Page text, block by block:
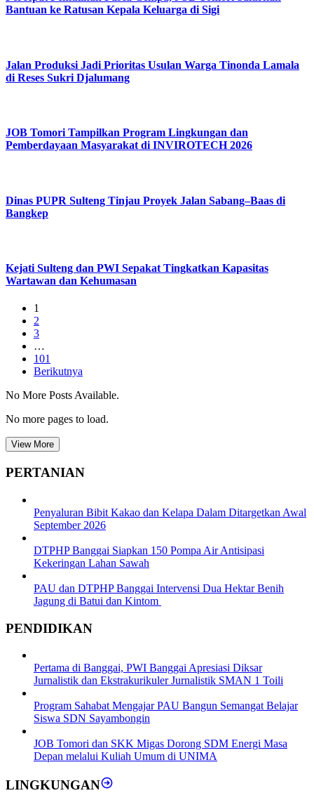
Bantuan ke Ratusan Kepala Keluarga di Sigi
Jalan Produksi Jadi Prioritas Usulan Warga Tinonda Lamala
di Reses Sukri Djalumang
JOB Tomori Tampilkan Program Lingkungan dan
Pemberdayaan Masyarakat di INVIROTECH 2026
Dinas PUPR Sulteng Tinjau Proyek Jalan Sabang–Baas di
Bangkep
Kejati Sulteng dan PWI Sepakat Tingkatkan Kapasitas
Wartawan dan Kehumasan
1
2
3
…
101
Berikutnya
No More Posts Available.
No more pages to load.
View More
PERTANIAN
Penyaluran Bibit Kakao dan Kelapa Dalam Ditargetkan Awal
September 2026
DTPHP Banggai Siapkan 150 Pompa Air Antisipasi
Kekeringan Lahan Sawah
PAU dan DTPHP Banggai Intervensi Dua Hektar Benih
Jagung di Batui dan Kintom
PENDIDIKAN
Pertama di Banggai, PWI Banggai Apresiasi Diksar
Jurnalistik dan Ekstrakurikuler Jurnalistik SMAN 1 Toili
Program Sahabat Mengajar PAU Bangun Semangat Belajar
Siswa SDN Sayambongin
JOB Tomori dan SKK Migas Dorong SDM Energi Masa
Depan melalui Kuliah Umum di UNIMA
LINGKUNGAN